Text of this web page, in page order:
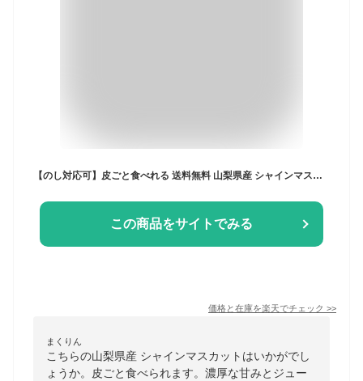
【のし対応可】皮ごと食べれる 送料無料 山梨県産 シャインマスカット 2房 マスカット 種なし ブドウ ギフト 贈答用 プレゼント お祝い 内祝い
この商品をサイトでみる
価格と在庫を楽天でチェック >>
まくりん
こちらの山梨県産 シャインマスカットはいかがでし
ょうか。皮ごと食べられます。濃厚な甘みとジュー